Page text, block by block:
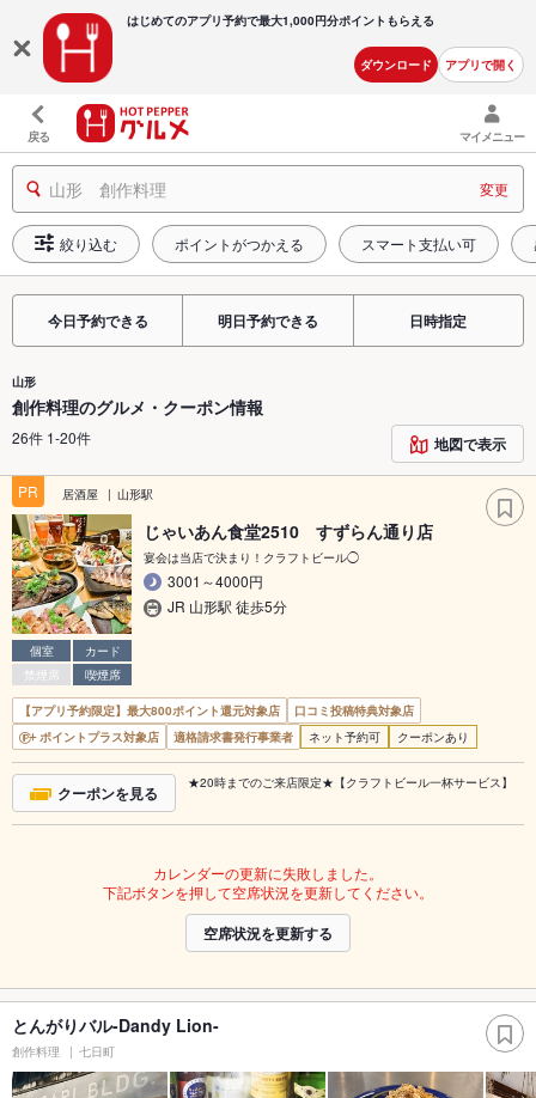
はじめてのアプリ予約で最大1,000円分ポイントもらえる
ダウンロード アプリで開く
戻る マイメニュー
山形 創作料理 変更
絞り込む ポイントがつかえる スマート支払い可
今日予約できる 明日予約できる 日時指定
山形
創作料理のグルメ・クーポン情報
26件 1-20件 地図で表示
PR 居酒屋 山形駅
個室
カード
禁煙席
喫煙席
じゃいあん食堂2510 すずらん通り店
宴会は当店で決まり！クラフトビール◯
3001～4000円
JR 山形駅 徒歩5分
【アプリ予約限定】最大800ポイント還元対象店
口コミ投稿特典対象店
ポイントプラス対象店
適格請求書発行事業者 ネット予約可 クーポンあり
クーポンを見る ★20時までのご来店限定★【クラフトビール一杯サービス】
カレンダーの更新に失敗しました。
下記ボタンを押して空席状況を更新してください。
空席状況を更新する
とんがりバル-Dandy Lion-
創作料理 七日町